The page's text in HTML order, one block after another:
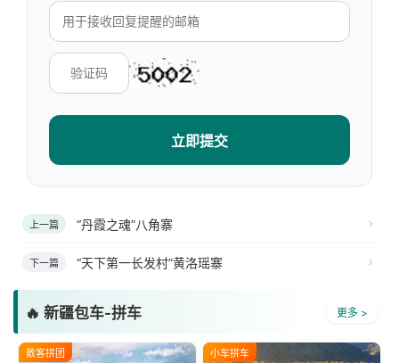
立即提交
上一篇 “丹霞之魂”八角寨
下一篇 “天下第一长发村”黄洛瑶寨
🔥 新疆包车-拼车 更多 >
散客拼团 小车拼车